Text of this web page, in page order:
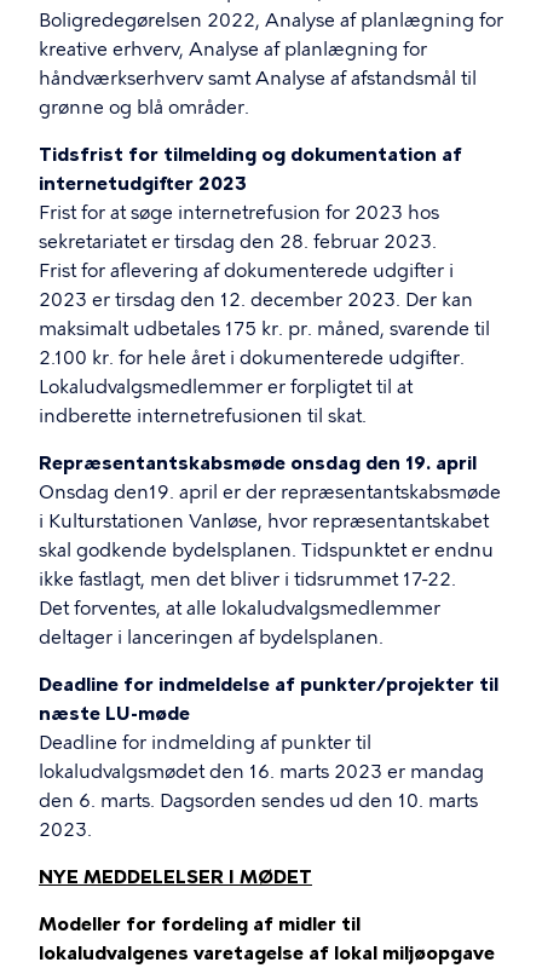
Boligredegørelsen 2022, Analyse af planlægning for
kreative erhverv, Analyse af planlægning for
håndværkserhverv samt Analyse af afstandsmål til
grønne og blå områder.
Tidsfrist for tilmelding og dokumentation af
internetudgifter 2023
Frist for at søge internetrefusion for 2023 hos
sekretariatet er tirsdag den 28. februar 2023.
Frist for aflevering af dokumenterede udgifter i
2023 er tirsdag den 12. december 2023. Der kan
maksimalt udbetales 175 kr. pr. måned, svarende til
2.100 kr. for hele året i dokumenterede udgifter.
Lokaludvalgsmedlemmer er forpligtet til at
indberette internetrefusionen til skat.
Repræsentantskabsmøde onsdag den 19. april
Onsdag den19. april er der repræsentantskabsmøde
i Kulturstationen Vanløse, hvor repræsentantskabet
skal godkende bydelsplanen. Tidspunktet er endnu
ikke fastlagt, men det bliver i tidsrummet 17-22.
Det forventes, at alle lokaludvalgsmedlemmer
deltager i lanceringen af bydelsplanen.
Deadline for indmeldelse af punkter/projekter til
næste LU-møde
Deadline for indmelding af punkter til
lokaludvalgsmødet den 16. marts 2023 er mandag
den 6. marts. Dagsorden sendes ud den 10. marts
2023.
NYE MEDDELELSER I MØDET
Modeller for fordeling af midler til
lokaludvalgenes varetagelse af lokal miljøopgave